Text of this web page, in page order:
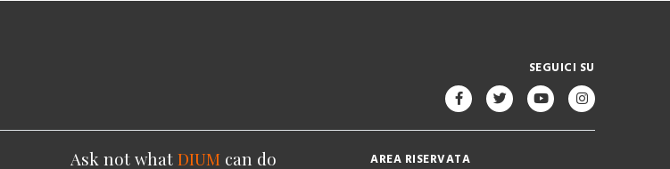
SEGUICI SU
Ask not what DIUM can do AREA RISERVATA